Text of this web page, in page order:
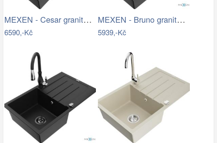
MEXEN - Cesar granitový dřez s…
6590,-Kč
MEXEN - Bruno granitový dřez 1 s…
5939,-Kč